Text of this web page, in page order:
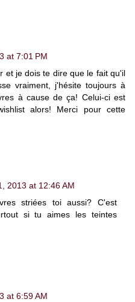
at 7:01 PM
et je dois te dire que le fait qu'il
vraiment, j'hésite toujours à
à cause de ça! Celui-ci est
alors! Merci pour cette
2013 at 12:46 AM
striées toi aussi? C'est
si tu aimes les teintes
at 6:59 AM